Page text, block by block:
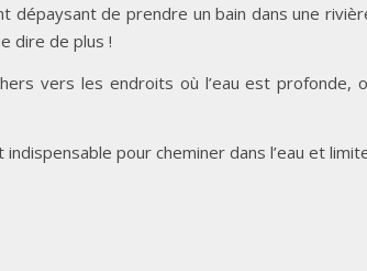
dépaysant de prendre un bain dans une
dire de plus !
vers les endroits où l’eau est profonde,
pour cheminer dans l’eau et